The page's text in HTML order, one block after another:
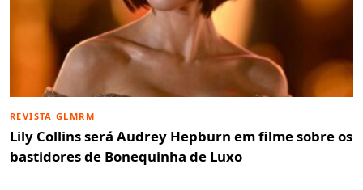
REVISTA GLMRM
Lily Collins será Audrey Hepburn em filme sobre os
bastidores de Bonequinha de Luxo